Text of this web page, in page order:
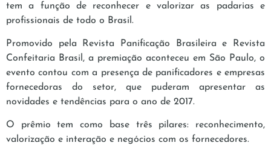
tem a função de reconhecer e valorizar as padarias e
profissionais de todo o Brasil.
Promovido pela Revista Panificação Brasileira e Revista
Confeitaria Brasil, a premiação aconteceu em São Paulo, o
evento contou com a presença de panificadores e empresas
fornecedoras do setor, que puderam apresentar as
novidades e tendências para o ano de 2017.
O prêmio tem como base três pilares: reconhecimento,
valorização e interação e negócios com os fornecedores.